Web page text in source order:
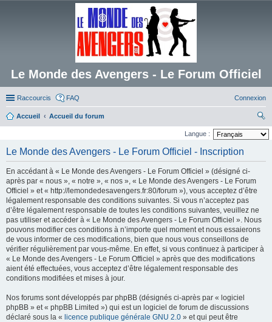
Le Monde des Avengers - Le Forum Officiel
Raccourcis FAQ Connexion
Accueil
Accueil du forum
ec
ch
Langue :
Le Monde des Avengers - Le Forum Officiel - Inscription
En accédant à « Le Monde des Avengers - Le Forum Officiel » (désigné ci-
après par « nous », « notre », « nos », « Le Monde des Avengers - Le Forum
Officiel » et « http://lemondedesavengers.fr:80/forum »), vous acceptez d’être
légalement responsable des conditions suivantes. Si vous n’acceptez pas
d’être légalement responsable de toutes les conditions suivantes, veuillez ne
pas utiliser et accéder à « Le Monde des Avengers - Le Forum Officiel ». Nous
pouvons modifier ces conditions à n’importe quel moment et nous essaierons
de vous informer de ces modifications, bien que nous vous conseillons de
vérifier régulièrement par vous-même. En effet, si vous continuez à participer à
« Le Monde des Avengers - Le Forum Officiel » après que des modifications
aient été effectuées, vous acceptez d’être légalement responsable des
conditions modifiées et mises à jour.
Nos forums sont développés par phpBB (désignés ci-après par « logiciel
phpBB » et « phpBB Limited ») qui est un logiciel de forum de discussions
déclaré sous la « licence publique générale GNU 2.0 » et qui peut être